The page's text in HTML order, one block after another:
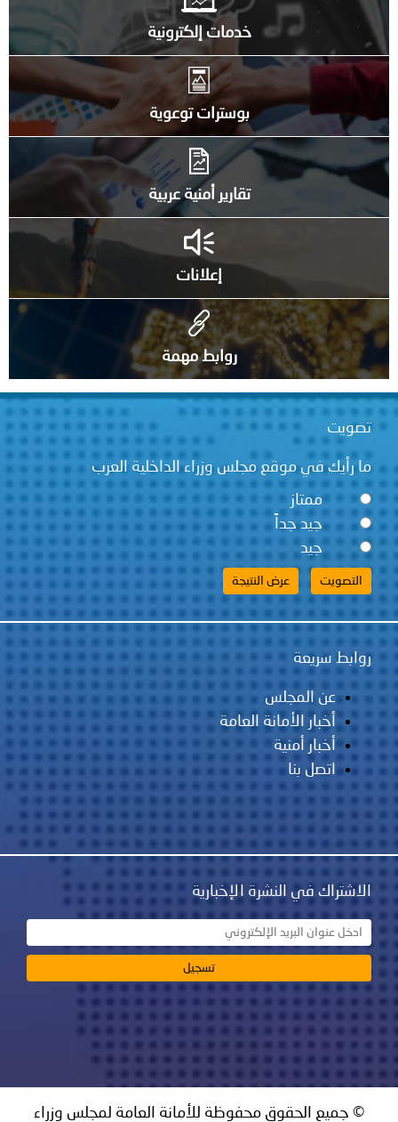
خدمات إلكترونية
بوسترات توعوية
تقارير أمنية عربية
إعلانات
روابط مهمة
تصويت
ما رأيك في موقع مجلس وزراء الداخلية العرب
ممتاز
جيد جداً
جيد
روابط سريعة
عن المجلس
أخبار الأمانة العامة
أخبار أمنية
اتصل بنا
الاشتراك في النشرة الإخبارية
© جميع الحقوق محفوظة للأمانة العامة لمجلس وزراء